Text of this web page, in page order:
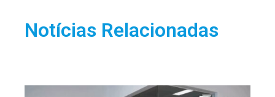
Notícias Relacionadas